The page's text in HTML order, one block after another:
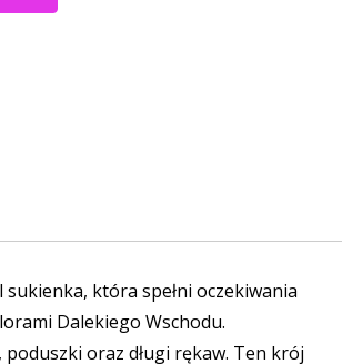
która spełni oczekiwania
Dalekiego Wschodu.
oraz długi rękaw. Ten krój